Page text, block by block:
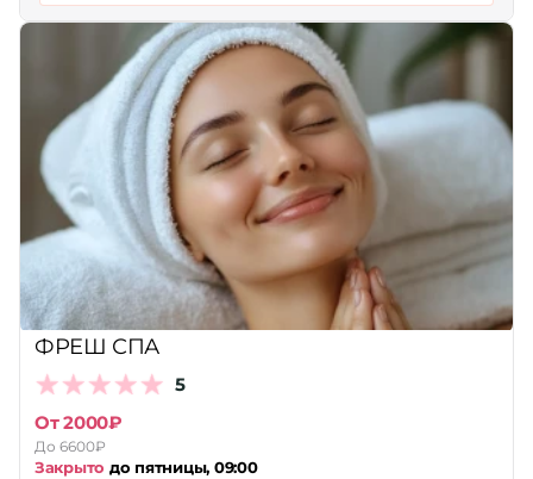
ФРЕШ СПА
5
От 2000₽
До 6600₽
Закрыто до пятницы, 09:00